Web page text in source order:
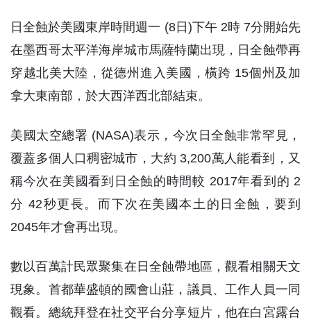
日全蝕於美國東岸時間週一 (8日)下午 2時 7分開始先
在墨西哥太平洋海岸城市馬薩特蘭出現，日全蝕帶再
穿越北美大陸，從德州進入美國，橫跨 15個州及加
拿大東南部，於大西洋西北部結束。
美國太空總署 (NASA)表示，今次日全蝕非常罕見，
覆蓋多個人口稠密城市，大約 3,200萬人能看到，又
稱今次在美國看到日全蝕的時間較 2017年看到的 2
分 42秒更長。而下次在美國本土的日全蝕，要到
2045年才會再出現。
數以百萬計民眾聚集在日全蝕帶地區，觀看相關天文
現象。首都華盛頓的國會山莊，議員、工作人員一同
觀看。總統拜登在社交平台分享短片，他在白宮露台